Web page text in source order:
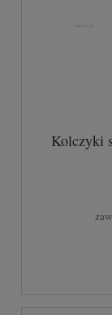
Kolczyki